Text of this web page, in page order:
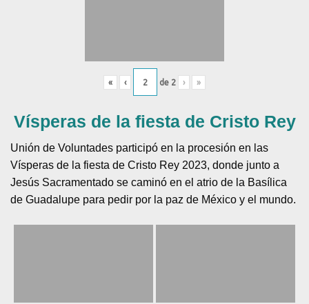
« ‹ de 2 › »
Vísperas de la fiesta de Cristo Rey
Unión de Voluntades participó en la procesión en las
Vísperas de la fiesta de Cristo Rey 2023, donde junto a
Jesús Sacramentado se caminó en el atrio de la Basílica
de Guadalupe para pedir por la paz de México y el mundo.